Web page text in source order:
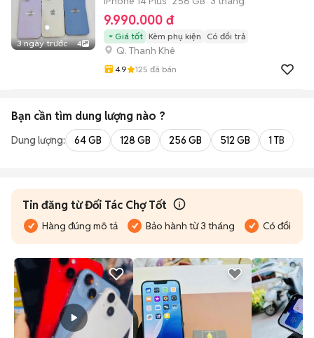
3 ngày trước 4
9.990.000 đ
Giá tốt Kèm phụ kiện Có đổi trả
Q. Thanh Khê
4.9 125 đã bán
Bạn cần tìm dung lượng nào ?
Dung lượng: 64 GB 128 GB 256 GB 512 GB 1 TB
Tin đăng từ Đối Tác Chợ Tốt
Hàng đúng mô tả Bảo hành từ 3 tháng Có đổi trả